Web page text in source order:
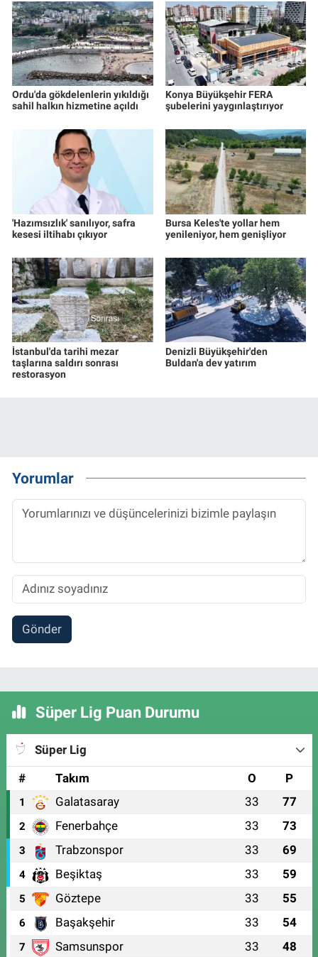
Ordu'da gökdelenlerin yıkıldığı
sahil halkın hizmetine açıldı
Konya Büyükşehir FERA
şubelerini yaygınlaştırıyor
'Hazımsızlık' sanılıyor, safra
kesesi iltihabı çıkıyor
Bursa Keles'te yollar hem
yenileniyor, hem genişliyor
İstanbul'da tarihi mezar
taşlarına saldırı sonrası
restorasyon
Denizli Büyükşehir'den
Buldan'a dev yatırım
Yorumlar
Gönder
Süper Lig Puan Durumu
Süper Lig
#
Takım O P
1 Galatasaray 33 77
2 Fenerbahçe 33 73
3 Trabzonspor 33 69
4 Beşiktaş 33 59
5 Göztepe 33 55
6 Başakşehir 33 54
7 Samsunspor 33 48